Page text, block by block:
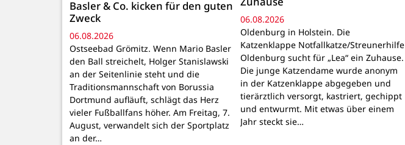
Basler & Co. kicken für den guten
Zweck
06.08.2026
Ostseebad Grömitz. Wenn Mario Basler
den Ball streichelt, Holger Stanislawski
an der Seitenlinie steht und die
Traditionsmannschaft von Borussia
Dortmund aufläuft, schlägt das Herz
vieler Fußballfans höher. Am Freitag, 7.
August, verwandelt sich der Sportplatz
an der…
06.08.2026
Oldenburg in Holstein. Die
Katzenklappe Notfallkatze/Streunerhilfe
Oldenburg sucht für „Lea“ ein Zuhause.
Die junge Katzendame wurde anonym
in der Katzenklappe abgegeben und
tierärztlich versorgt, kastriert, gechippt
und entwurmt. Mit etwas über einem
Jahr steckt sie…